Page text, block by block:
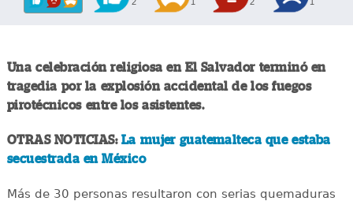
Una celebración religiosa en El Salvador terminó en
tragedia por la explosión accidental de los fuegos
pirotécnicos entre los asistentes.
OTRAS NOTICIAS: La mujer guatemalteca que estaba
secuestrada en México
Más de 30 personas resultaron con serias quemaduras